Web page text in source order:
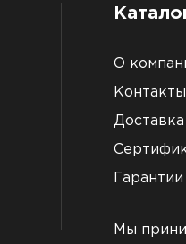
О
Контакты
Гарантии
Мы